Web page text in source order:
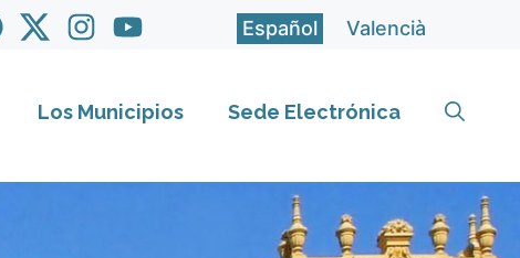
Español Valencià
Los Municipios Sede Electrónica